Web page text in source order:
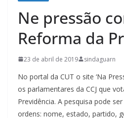
Ne pressão
Reforma da
23 de abril de 2019 sindaguarn
No portal da CUT o site ‘Na
os parlamentares da CCJ que
Previdência. A pesquisa pode
ordens: nome, estado, partido,